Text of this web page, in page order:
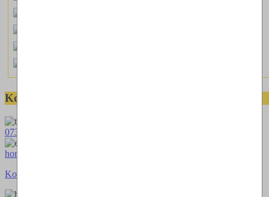
Kontaktmöglichkeiten
073664028807
homepage@thomaskappel.de
Kontakt